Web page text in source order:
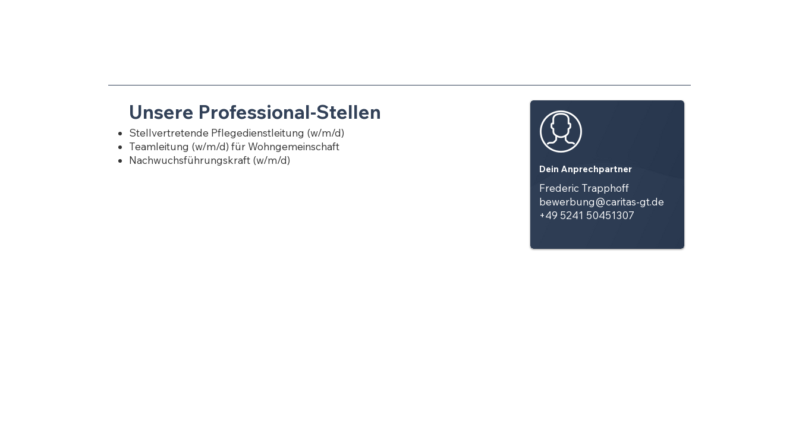
Unsere Professional-Stellen
Stellvertretende Pflegedienstleitung (w/m/d)
Teamleitung (w/m/d) für Wohngemeinschaft
Nachwuchsführungskraft (w/m/d)
Frederic Trapphoff
bewerbung@caritas-gt.de
+49 5241 50451307
Dein Anprechpartner